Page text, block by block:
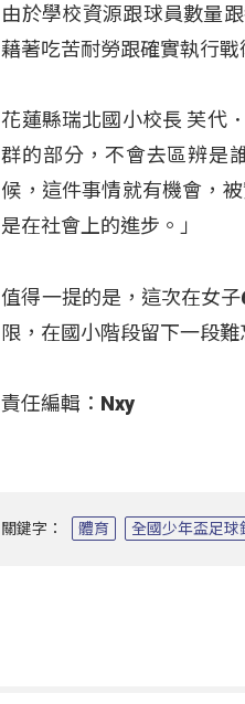
由於學校資源跟球員數量
藉著吃苦耐勞跟確實執行
花蓮縣瑞北國小校長 芙代
群的部分，不會去區辨是
候，這件事情就有機會，
是在社會上的進步。」
值得一提的是，這次在女
限，在國小階段留下一段難
責任編輯：Nxy
關鍵字： 體育 全國少年盃足球